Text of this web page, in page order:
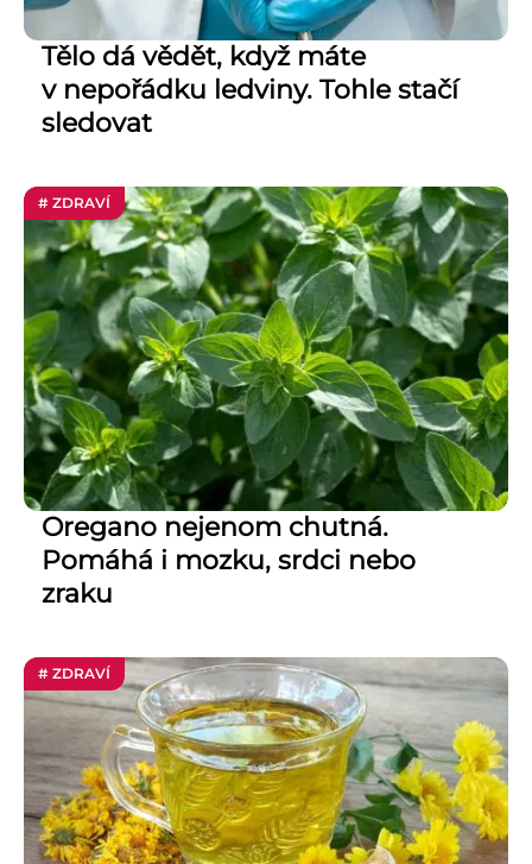
Tělo dá vědět, když máte
v nepořádku ledviny. Tohle stačí
sledovat
# ZDRAVÍ
Oregano nejenom chutná.
Pomáhá i mozku, srdci nebo
zraku
# ZDRAVÍ